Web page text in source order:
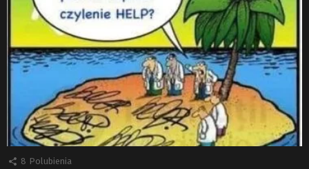
8 Polubienia